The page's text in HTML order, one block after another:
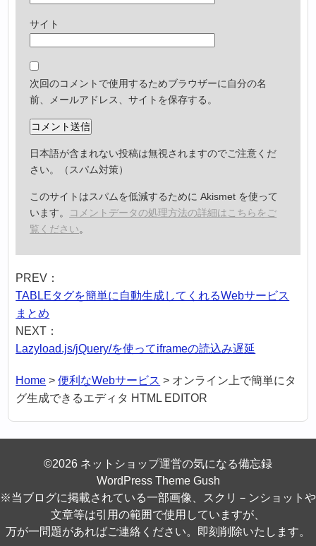
サイト
次回のコメントで使用するためブラウザーに自分の名
前、メールアドレス、サイトを保存する。
日本語が含まれない投稿は無視されますのでご注意くだ
さい。（スパム対策）
このサイトはスパムを低減するために Akismet を使って
います。
コメントデータの処理方法の詳細はこちらをご
覧ください。
PREV：
TABLEタグを簡単に自動生成してくれるWebサービス
まとめ
NEXT：
Lazyload.js/jQuery/を使ってiframeの読込み遅延
Home >便利なWebサービス > オンライン上で簡単にタ
グ生成できるエディタ HTML EDITOR
©2026 ネットショップ運営の気になる備忘録
WordPress Theme Gush
※当ブログに掲載されている一部画像、スクリ－ンショットや
文章等は引用の範囲で使用していますが、
万が一問題があればご連絡ください。即刻削除いたします。